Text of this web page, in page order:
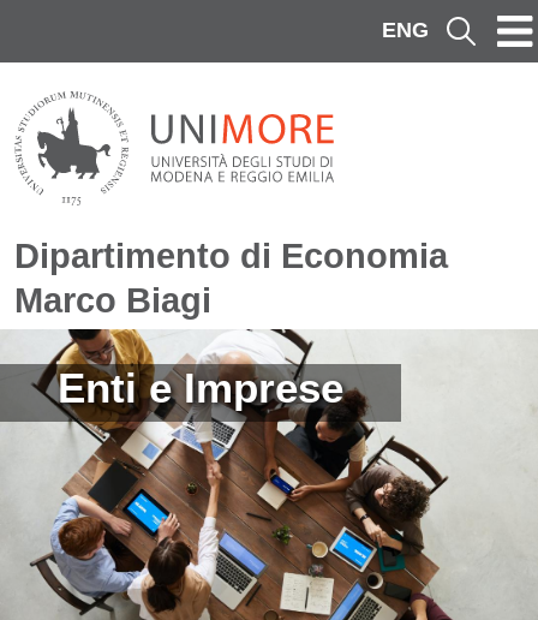
ENG Cerca
Dipartimento di Economia
Marco Biagi
Immagine
Enti e Imprese